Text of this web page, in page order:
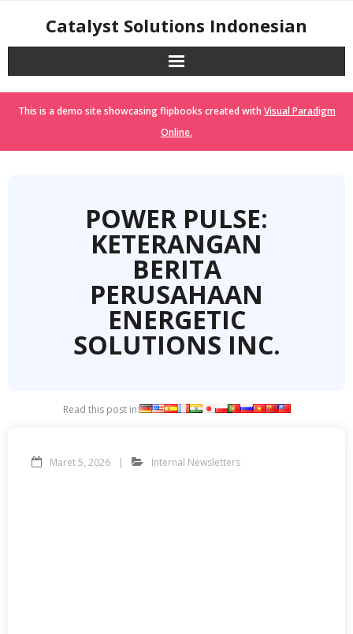
Catalyst Solutions Indonesian
This is a demo site showcasing flipbooks created with Visual Paradigm
Online.
POWER PULSE:
KETERANGAN
BERITA
PERUSAHAAN
ENERGETIC
SOLUTIONS INC.
Read this post in:
Maret 5, 2026 Internal Newsletters